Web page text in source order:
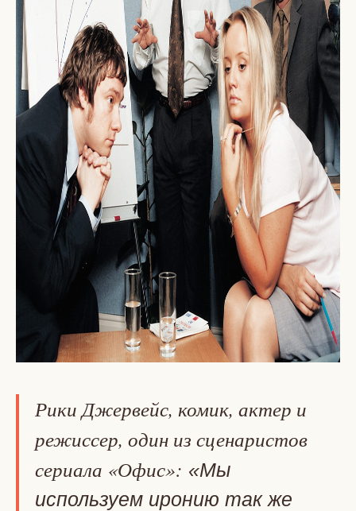
Рики Джервейс, комик, актер и
режиссер, один из сценаристов
сериала «Офис»: «Мы
используем иронию так же